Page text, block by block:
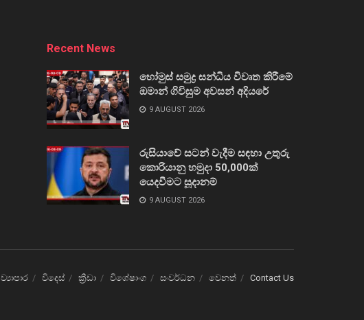
Recent News
හෝමුස් සමුද්‍ර සන්ධිය විවෘත කිරීමේ
ඔමාන් ගිවිසුම අවසන් අදියරේ
9 AUGUST 2026
රුසියාවේ සටන් වැදීම සඳහා උතුරු
කොරියානු හමුදා 50,000ක්
යෙදවීමට සූදානම්
9 AUGUST 2026
ව්‍යාපාර විදෙස් ක්‍රීඩා විශේෂාංග සංවර්ධන වෙනත් Contact Us